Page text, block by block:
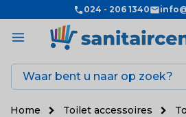
024 - 206 1340
Home Toilet accessoires